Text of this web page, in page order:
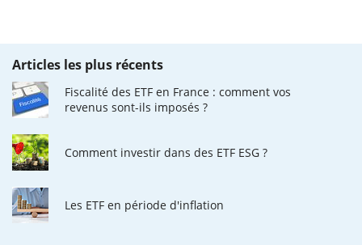
Articles les plus récents
Fiscalité des ETF en France : comment vos
revenus sont-ils imposés ?
Comment investir dans des ETF ESG ?
Les ETF en période d'inflation